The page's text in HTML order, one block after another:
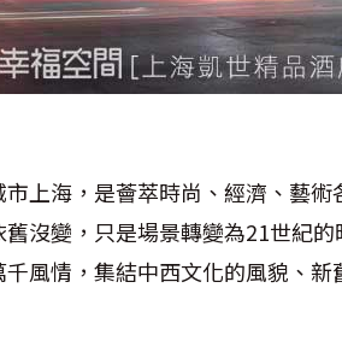
上海，是薈萃時尚、經濟、藝
沒變，只是場景轉變為21世紀
風情，集結中西文化的風貌、